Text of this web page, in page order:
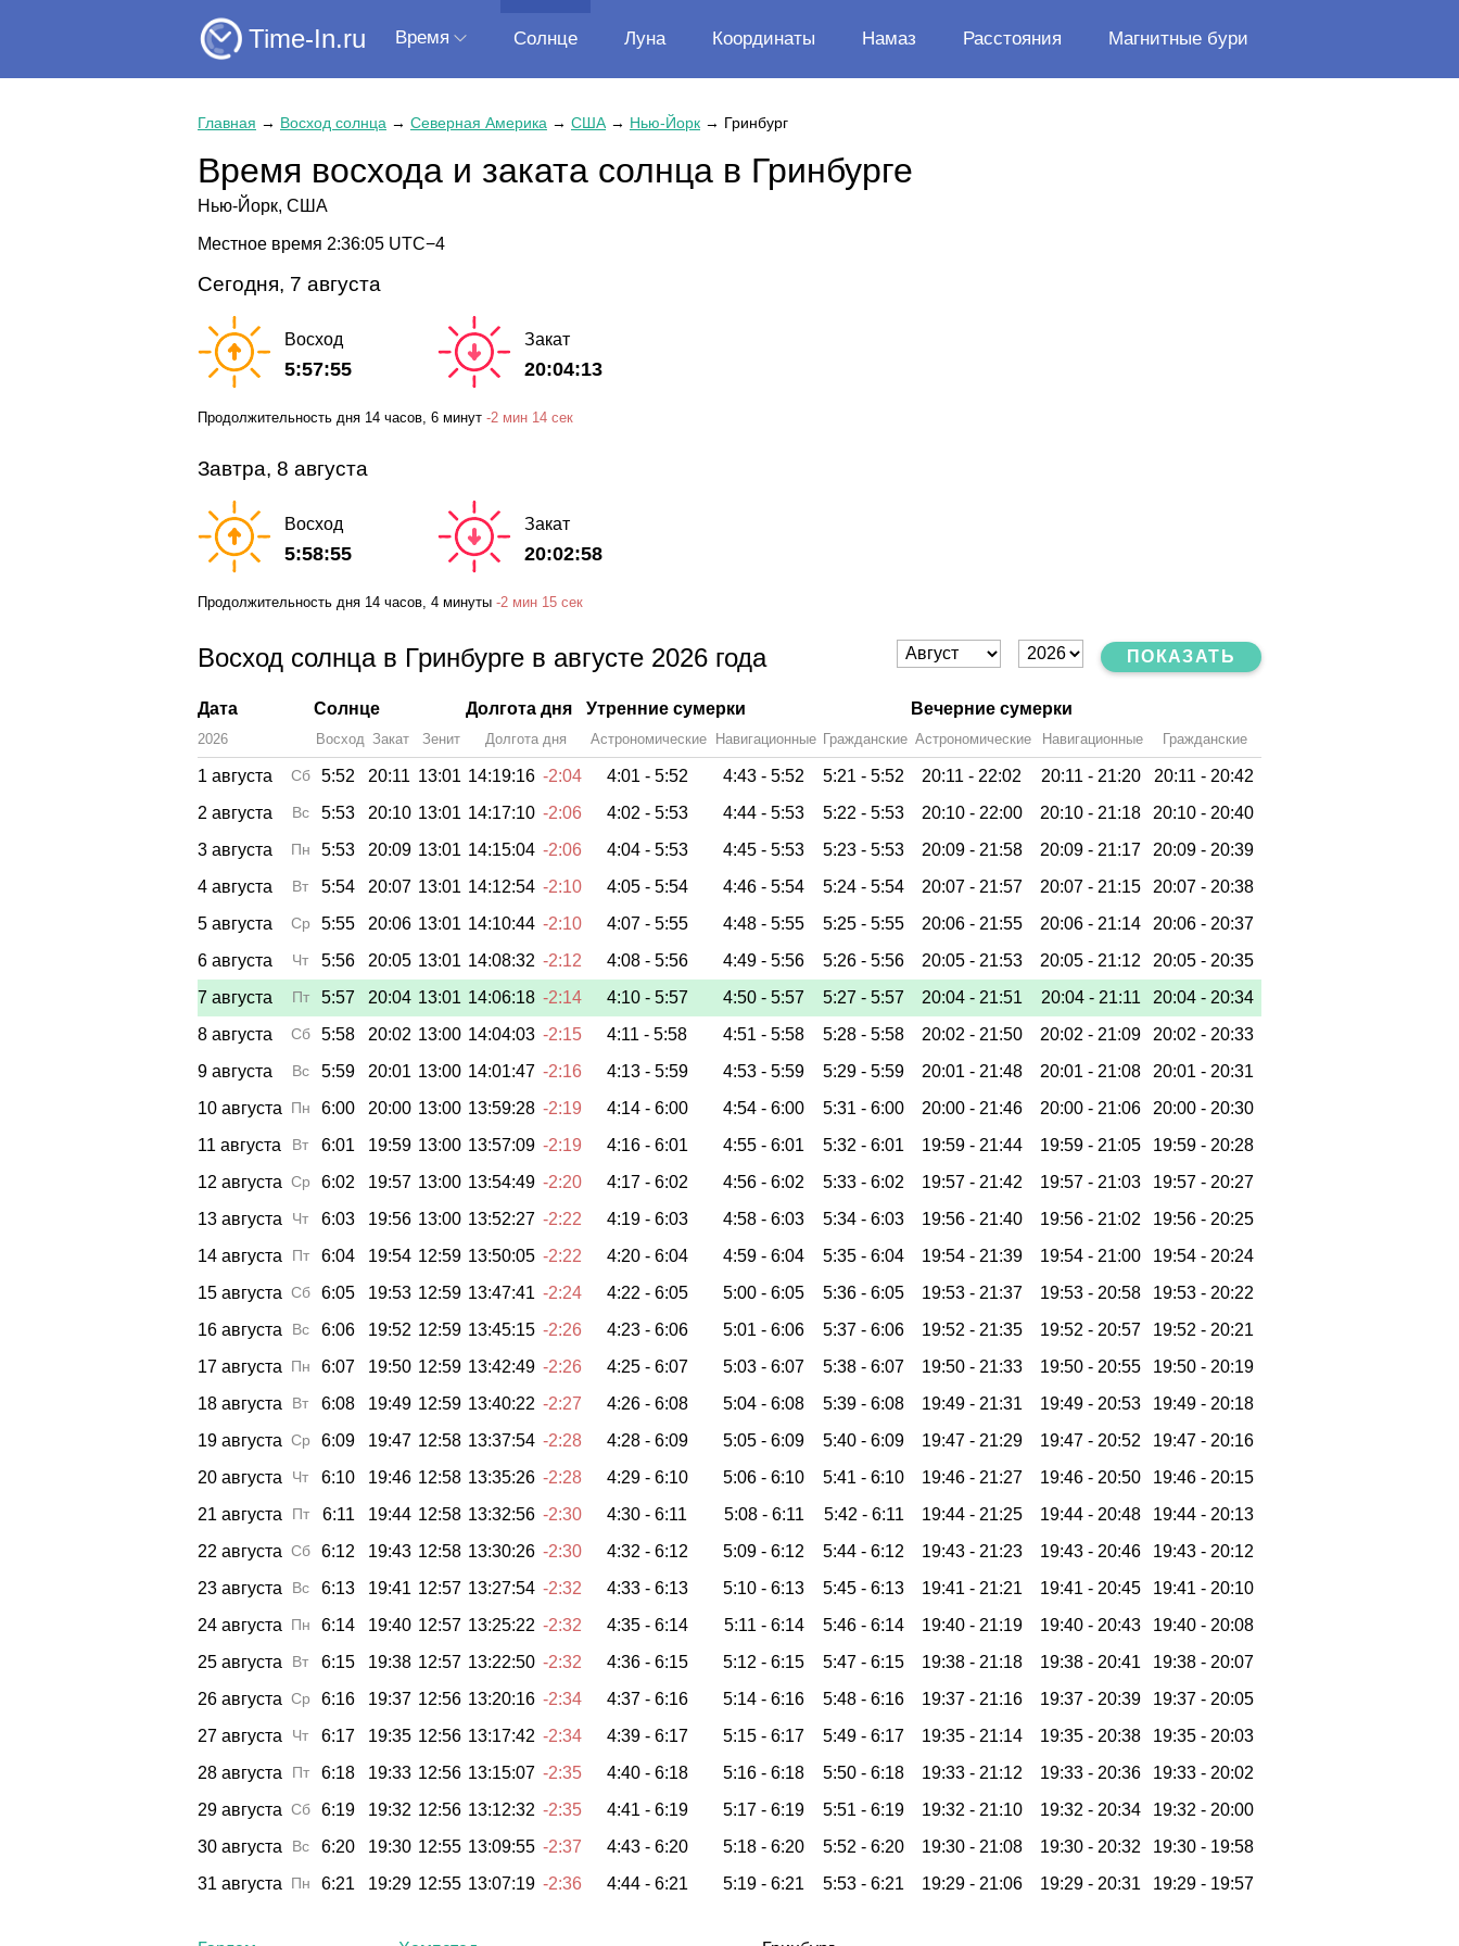
Time-In.ru Время Солнце Луна Координаты Намаз Расстояния Магнитные бури
Главная → Восход солнца → Северная Америка → США → Нью-Йорк → Гринбург
Время восхода и заката солнца в Гринбурге
Нью-Йорк, США
Местное время 2:36:05 UTC−4
Сегодня, 7 августа
Восход
5:57:55
Закат
20:04:13
Продолжительность дня 14 часов , 6 минут -2 мин 14 сек
Завтра, 8 августа
Восход
5:58:55
Закат
20:02:58
Продолжительность дня 14 часов, 4 минуты -2 мин 15 сек
Восход солнца в Гринбурге в августе 2026 года ПОКАЗАТЬ
Дата Солнце Долгота дня Утренние сумерки Вечерние сумерки
2026 Восход Закат Зенит Долгота дня Астрономические Навигационные Гражданские Астрономические Навигационные Гражданские
1 августа Сб 5:52 20:11 13:01 14:19:16 -2:04 4:01 - 5:52 4:43 - 5:52 5:21 - 5:52 20:11 - 22:02 20:11 - 21:20 20:11 - 20:42
2 августа
Вс 5:53 20:10 13:01 14:17:10 -2:06 4:02 - 5:53 4:44 - 5:53 5:22 - 5:53 20:10 - 22:00 20:10 - 21:18 20:10 - 20:40
3 августа
Пн 5:53 20:09 13:01 14:15:04 -2:06 4:04 - 5:53 4:45 - 5:53 5:23 - 5:53 20:09 - 21:58 20:09 - 21:17 20:09 - 20:39
4 августа
Вт 5:54 20:07 13:01 14:12:54 -2:10 4:05 - 5:54 4:46 - 5:54 5:24 - 5:54 20:07 - 21:57 20:07 - 21:15 20:07 - 20:38
5 августа
Ср 5:55 20:06 13:01 14:10:44 -2:10 4:07 - 5:55 4:48 - 5:55 5:25 - 5:55 20:06 - 21:55 20:06 - 21:14 20:06 - 20:37
6 августа
Чт 5:56 20:05 13:01 14:08:32 -2:12 4:08 - 5:56 4:49 - 5:56 5:26 - 5:56 20:05 - 21:53 20:05 - 21:12 20:05 - 20:35
7 августа
Пт 5:57 20:04 13:01 14:06:18 -2:14 4:10 - 5:57 4:50 - 5:57 5:27 - 5:57 20:04 - 21:51 20:04 - 21:11 20:04 - 20:34
8 августа
Сб 5:58 20:02 13:00 14:04:03 -2:15 4:11 - 5:58 4:51 - 5:58 5:28 - 5:58 20:02 - 21:50 20:02 - 21:09 20:02 - 20:33
9 августа
Вс 5:59 20:01 13:00 14:01:47 -2:16 4:13 - 5:59 4:53 - 5:59 5:29 - 5:59 20:01 - 21:48 20:01 - 21:08 20:01 - 20:31
10 августа
Пн 6:00 20:00 13:00 13:59:28 -2:19 4:14 - 6:00 4:54 - 6:00 5:31 - 6:00 20:00 - 21:46 20:00 - 21:06 20:00 - 20:30
11 августа
Вт 6:01 19:59 13:00 13:57:09 -2:19 4:16 - 6:01 4:55 - 6:01 5:32 - 6:01 19:59 - 21:44 19:59 - 21:05 19:59 - 20:28
12 августа Ср 6:02 19:57 13:00 13:54:49 -2:20 4:17 - 6:02 4:56 - 6:02 5:33 - 6:02 19:57 - 21:42 19:57 - 21:03 19:57 - 20:27
13 августа
Чт 6:03 19:56 13:00 13:52:27 -2:22 4:19 - 6:03 4:58 - 6:03 5:34 - 6:03 19:56 - 21:40 19:56 - 21:02 19:56 - 20:25
14 августа
Пт 6:04 19:54 12:59 13:50:05 -2:22 4:20 - 6:04 4:59 - 6:04 5:35 - 6:04 19:54 - 21:39 19:54 - 21:00 19:54 - 20:24
15 августа Сб 6:05 19:53 12:59 13:47:41 -2:24 4:22 - 6:05 5:00 - 6:05 5:36 - 6:05 19:53 - 21:37 19:53 - 20:58 19:53 - 20:22
16 августа
Вс 6:06 19:52 12:59 13:45:15 -2:26 4:23 - 6:06 5:01 - 6:06 5:37 - 6:06 19:52 - 21:35 19:52 - 20:57 19:52 - 20:21
17 августа
Пн 6:07 19:50 12:59 13:42:49 -2:26 4:25 - 6:07 5:03 - 6:07 5:38 - 6:07 19:50 - 21:33 19:50 - 20:55 19:50 - 20:19
18 августа
Вт 6:08 19:49 12:59 13:40:22 -2:27 4:26 - 6:08 5:04 - 6:08 5:39 - 6:08 19:49 - 21:31 19:49 - 20:53 19:49 - 20:18
19 августа Ср 6:09 19:47 12:58 13:37:54 -2:28 4:28 - 6:09 5:05 - 6:09 5:40 - 6:09 19:47 - 21:29 19:47 - 20:52 19:47 - 20:16
20 августа
Чт 6:10 19:46 12:58 13:35:26 -2:28 4:29 - 6:10 5:06 - 6:10 5:41 - 6:10 19:46 - 21:27 19:46 - 20:50 19:46 - 20:15
21 августа
Пт 6:11 19:44 12:58 13:32:56 -2:30 4:30 - 6:11 5:08 - 6:11 5:42 - 6:11 19:44 - 21:25 19:44 - 20:48 19:44 - 20:13
22 августа Сб 6:12 19:43 12:58 13:30:26 -2:30 4:32 - 6:12 5:09 - 6:12 5:44 - 6:12 19:43 - 21:23 19:43 - 20:46 19:43 - 20:12
23 августа
Вс 6:13 19:41 12:57 13:27:54 -2:32 4:33 - 6:13 5:10 - 6:13 5:45 - 6:13 19:41 - 21:21 19:41 - 20:45 19:41 - 20:10
24 августа
Пн 6:14 19:40 12:57 13:25:22 -2:32 4:35 - 6:14 5:11 - 6:14 5:46 - 6:14 19:40 - 21:19 19:40 - 20:43 19:40 - 20:08
25 августа
Вт 6:15 19:38 12:57 13:22:50 -2:32 4:36 - 6:15 5:12 - 6:15 5:47 - 6:15 19:38 - 21:18 19:38 - 20:41 19:38 - 20:07
26 августа Ср 6:16 19:37 12:56 13:20:16 -2:34 4:37 - 6:16 5:14 - 6:16 5:48 - 6:16 19:37 - 21:16 19:37 - 20:39 19:37 - 20:05
27 августа
Чт 6:17 19:35 12:56 13:17:42 -2:34 4:39 - 6:17 5:15 - 6:17 5:49 - 6:17 19:35 - 21:14 19:35 - 20:38 19:35 - 20:03
28 августа
Пт 6:18 19:33 12:56 13:15:07 -2:35 4:40 - 6:18 5:16 - 6:18 5:50 - 6:18 19:33 - 21:12 19:33 - 20:36 19:33 - 20:02
29 августа Сб 6:19 19:32 12:56 13:12:32 -2:35 4:41 - 6:19 5:17 - 6:19 5:51 - 6:19 19:32 - 21:10 19:32 - 20:34 19:32 - 20:00
30 августа
Вс 6:20 19:30 12:55 13:09:55 -2:37 4:43 - 6:20 5:18 - 6:20 5:52 - 6:20 19:30 - 21:08 19:30 - 20:32 19:30 - 19:58
31 августа
Пн 6:21 19:29 12:55 13:07:19 -2:36 4:44 - 6:21 5:19 - 6:21 5:53 - 6:21 19:29 - 21:06 19:29 - 20:31 19:29 - 19:57